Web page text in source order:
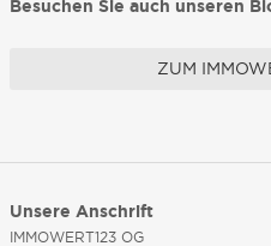
Besuchen Sie auch unseren
ZUM
Unsere Anschrift
IMMOWERT123 OG